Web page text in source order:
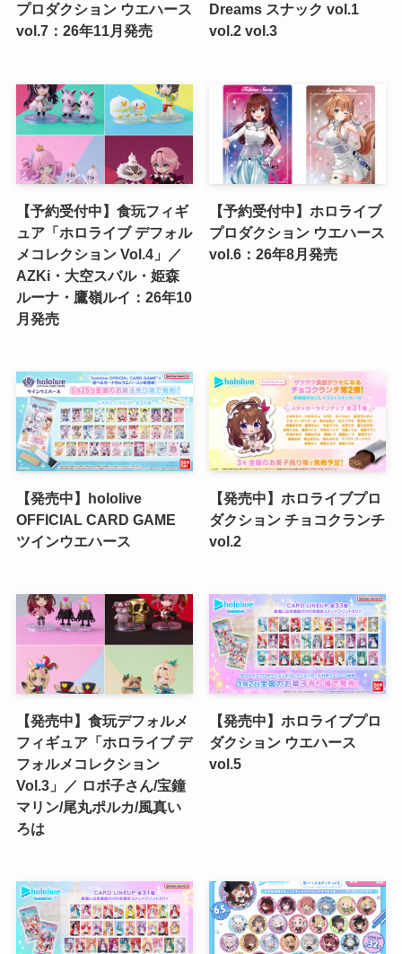
プロダクション ウエハース
vol.7：26年11月発売
Dreams スナック vol.1
vol.2 vol.3
【予約受付中】食玩フィギ
ュア「ホロライブ デフォル
メコレクション Vol.4」／
AZKi・大空スバル・姫森
ルーナ・鷹嶺ルイ：26年10
月発売
【予約受付中】ホロライブ
プロダクション ウエハース
vol.6：26年8月発売
【発売中】hololive
OFFICIAL CARD GAME
ツインウエハース
【発売中】ホロライブプロ
ダクション チョコクランチ
vol.2
【発売中】食玩デフォルメ
フィギュア「ホロライブ デ
フォルメコレクション
Vol.3」／ ロボ子さん/宝鐘
マリン/尾丸ポルカ/風真い
ろは
【発売中】ホロライブプロ
ダクション ウエハース
vol.5